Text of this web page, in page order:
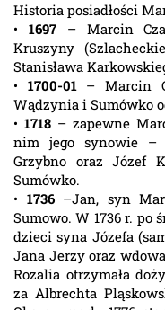
Historia posiadłości
• 1697– Marcin
Kruszyny
Stanisława
• 1700-01 – Marcin
Wądzynia i Sumówko
• 1718 – zapewne
nim jego synowie –
Grzybno oraz Józef
Sumówko.
• 1736–Jan, syn
Sumowo. W 1736 r. po
dzieci syna Józefa
Jana Jerzy oraz
Rozalia otrzymała
za Albrechta